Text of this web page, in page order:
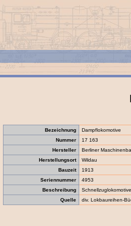
Bezeichnung
Dampflokomotive
Nummer
17 163
Hersteller
Berliner
Herstellungsort
Wildau
Bauzeit
1913
Seriennummer
4953
Beschreibung
Schnellzuglokomotive
Quelle
div. Lokbaureihen-